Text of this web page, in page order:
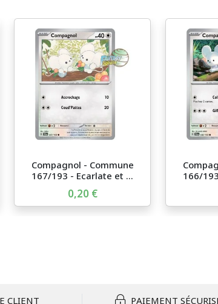
Compagnol - Commune
167/193 - Ecarlate et ...
0,20 €
166/
CLIENT PAIEMENT